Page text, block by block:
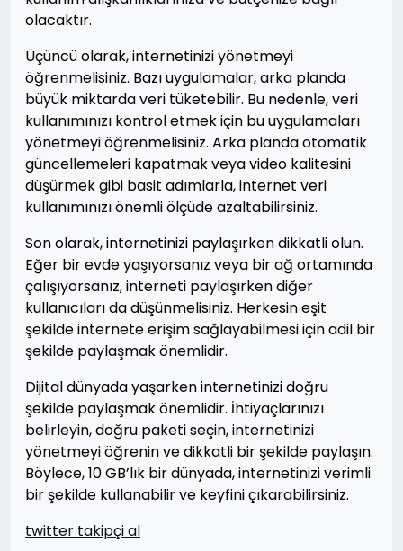
olacaktır.
Üçüncü olarak, internetinizi yönetmeyi
öğrenmelisiniz. Bazı uygulamalar, arka planda
büyük miktarda veri tüketebilir. Bu nedenle, veri
kullanımınızı kontrol etmek için bu uygulamaları
yönetmeyi öğrenmelisiniz. Arka planda otomatik
güncellemeleri kapatmak veya video kalitesini
düşürmek gibi basit adımlarla, internet veri
kullanımınızı önemli ölçüde azaltabilirsiniz.
Son olarak, internetinizi paylaşırken dikkatli olun.
Eğer bir evde yaşıyorsanız veya bir ağ ortamında
çalışıyorsanız, interneti paylaşırken diğer
kullanıcıları da düşünmelisiniz. Herkesin eşit
şekilde internete erişim sağlayabilmesi için adil bir
şekilde paylaşmak önemlidir.
Dijital dünyada yaşarken internetinizi doğru
şekilde paylaşmak önemlidir. İhtiyaçlarınızı
belirleyin, doğru paketi seçin, internetinizi
yönetmeyi öğrenin ve dikkatli bir şekilde paylaşın.
Böylece, 10 GB’lık bir dünyada, internetinizi verimli
bir şekilde kullanabilir ve keyfini çıkarabilirsiniz.
twitter takipçi al